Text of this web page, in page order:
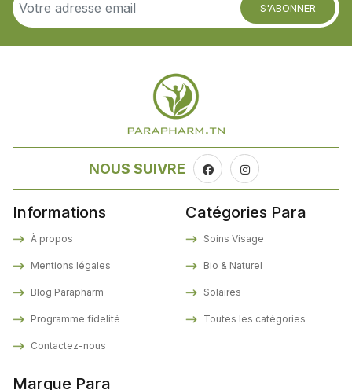
S'ABONNER
NOUS SUIVRE
Informations
À propos
Mentions légales
Blog Parapharm
Programme fidelité
Contactez-nous
Marque Para
Catégories Para
Soins Visage
Bio & Naturel
Solaires
Toutes les catégories